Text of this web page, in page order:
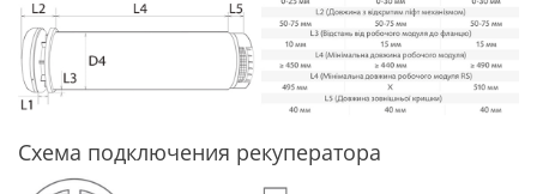
Схема подключения рекуператора